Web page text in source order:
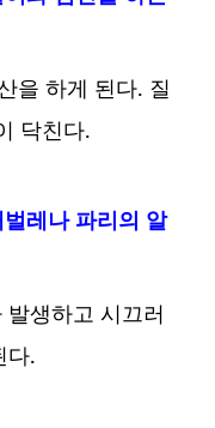
을 하게 된다. 질
닥친다.
레나 파리의 알
생하고 시끄러
다.